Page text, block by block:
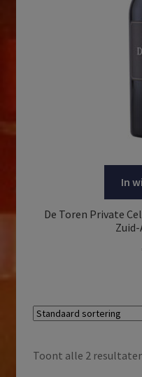
In
De Toren Private
Toont alle 2